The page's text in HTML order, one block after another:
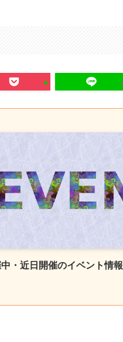
・近日開催のイベント情報